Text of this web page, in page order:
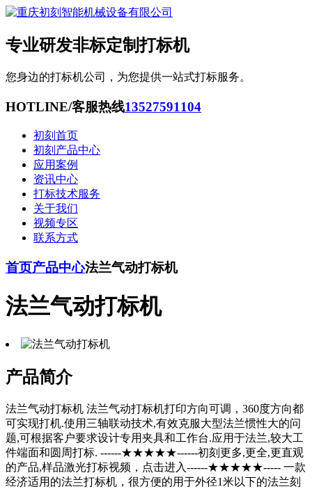
专业研发非标定制打标机
您身边的打标机公司，为您提供一站式打标服务。
HOTLINE/客服热线13527591104
初刻首页
初刻产品中心
应用案例
资讯中心
打标技术服务
关于我们
视频专区
联系方式
首页产品中心法兰气动打标机
法兰气动打标机
产品简介
法兰气动打标机 法兰气动打标机打印方向可调，360度方向都
可实现打机.使用三轴联动技术,有效克服大型法兰惯性大的问
题,可根据客户要求设计专用夹具和工作台.应用于法兰,较大工
件端面和圆周打标. ------★★★★★------初刻更多,更全,更直观
的产品,样品激光打标视频，点击进入------★★★★★----- 一款
经济适用的法兰打标机，很方便的用于外径1米以下的法兰刻